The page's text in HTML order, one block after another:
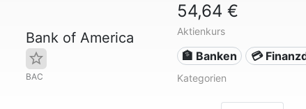
Bank of America
BAC
54,64 €
Aktienkurs
🏦 Banken 💳
Kategorien